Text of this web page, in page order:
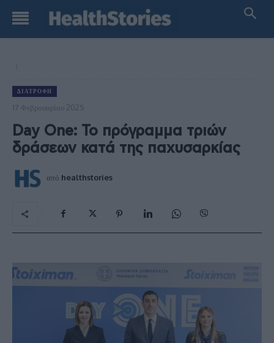
ΔΙΑΤΡΟΦΉ
17 Φεβρουαρίου 2025
Day One: Το πρόγραμμα τριών
δράσεων κατά της παχυσαρκίας
από healthstories